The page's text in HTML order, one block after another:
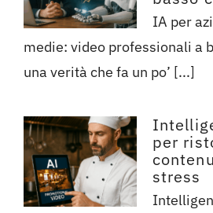
IA per
medie: video professionali a
una verità che fa un po’ [...]
per
stress